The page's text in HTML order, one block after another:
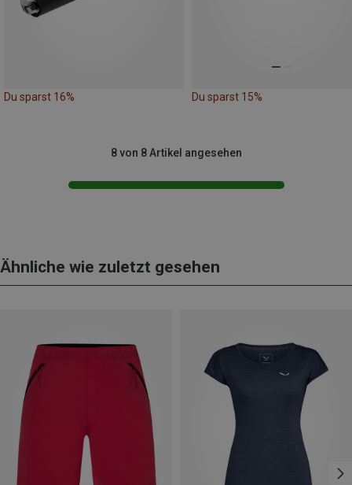
Du sparst 16% Du sparst 15%
8 von 8 Artikel angesehen
Ähnliche wie zuletzt gesehen